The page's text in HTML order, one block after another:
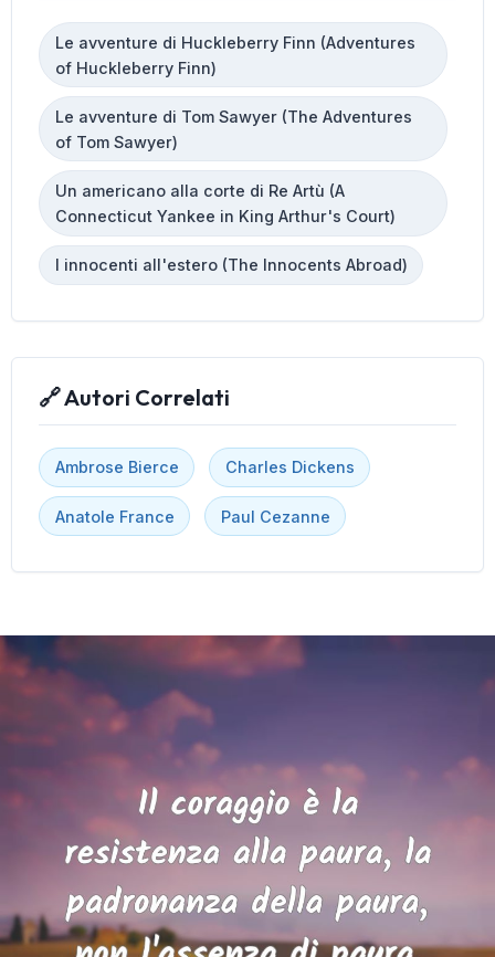
Le avventure di Huckleberry Finn (Adventures
of Huckleberry Finn)
Le avventure di Tom Sawyer (The Adventures
of Tom Sawyer)
Un americano alla corte di Re Artù (A
Connecticut Yankee in King Arthur's Court)
I innocenti all'estero (The Innocents Abroad)
🔗 Autori Correlati
Ambrose Bierce Charles Dickens
Anatole France Paul Cezanne